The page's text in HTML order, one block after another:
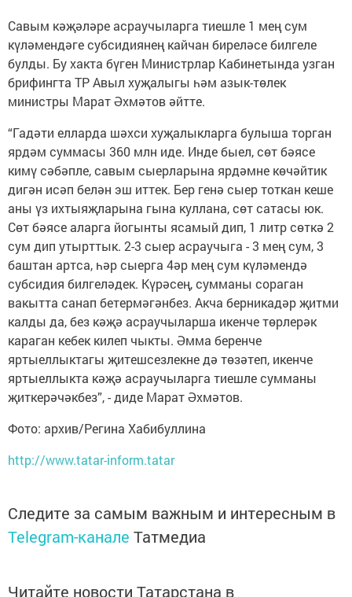
Савым кәҗәләре асраучыларга тиешле 1 мең сум
күләмендәге субсидиянең кайчан биреләсе билгеле
булды. Бу хакта бүген Министрлар Кабинетында узган
брифингта ТР Авыл хуҗалыгы һәм азык-төлек
министры Марат Әхмәтов әйтте.
“Гадәти елларда шәхси хуҗалыкларга булыша торган
ярдәм суммасы 360 млн иде. Инде быел, сөт бәясе
кимү сәбәпле, савым сыерларына ярдәмне көчәйтик
дигән исәп белән эш иттек. Бер генә сыер тоткан кеше
аны үз ихтыяҗларына гына куллана, сөт сатасы юк.
Сөт бәясе аларга йогынты ясамый дип, 1 литр сөткә 2
сум дип утырттык. 2-3 сыер асраучыга - 3 мең сум, 3
баштан артса, һәр сыерга 4әр мең сум күләмендә
субсидия билгеләдек. Күрәсең, сумманы сораган
вакытта санап бетермәгәнбез. Акча берникадәр җитми
калды да, без кәҗә асраучыларша икенче төрлерәк
караган кебек килеп чыкты. Әмма беренче
яртыеллыктагы җитешсезлекне дә төзәтеп, икенче
яртыеллыкта кәҗә асраучыларга тиешле сумманы
җиткерәчәкбез”, - диде Марат Әхмәтов.
Фото: архив/Регина Хабибуллина
http://www.tatar-inform.tatar
Следите за самым важным и интересным в
Telegram-канале Татмедиа
Читайте новости Татарстана в